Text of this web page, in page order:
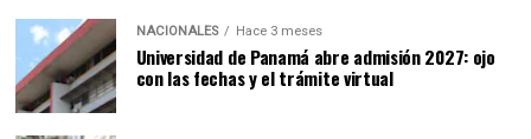
NACIONALES Hace 3 meses
Universidad de Panamá abre admisión 2027: ojo
con las fechas y el trámite virtual